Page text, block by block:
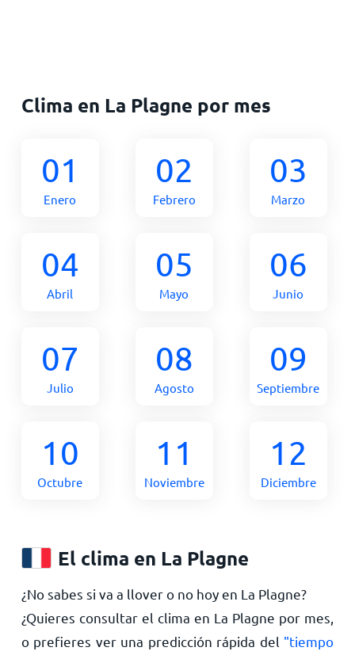
Clima en La Plagne por mes
01
Enero
02
Febrero
03
Marzo
04
Abril
05
Mayo
06
Junio
07
Julio
08
Agosto
09
Septiembre
10
Octubre
11
Noviembre
12
Diciembre
El clima en La Plagne
¿No sabes si va a llover o no hoy en La Plagne?
¿Quieres consultar el clima en La Plagne por mes,
o prefieres ver una predicción rápida del "tiempo